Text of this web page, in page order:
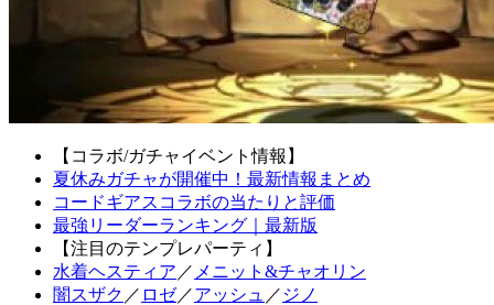
【コラボ/ガチャイベント情報】
夏休みガチャが開催中！最新情報まとめ
コードギアスコラボの当たりと評価
最強リーダーランキング｜最新版
【注目のテンプレパーティ】
水着ヘスティア ／ メニット&チャオリン
闇スザク ／ ロゼ／アッシュ ／ ジノ